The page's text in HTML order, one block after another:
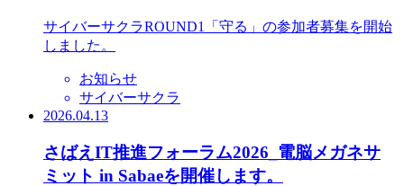
サイバーサクラROUND1「守る」の参加者募集を開始
しました。
お知らせ
サイバーサクラ
2026.04.13
さばえIT推進フォーラム2026_電脳メガネサ
ミット in Sabaeを開催します。